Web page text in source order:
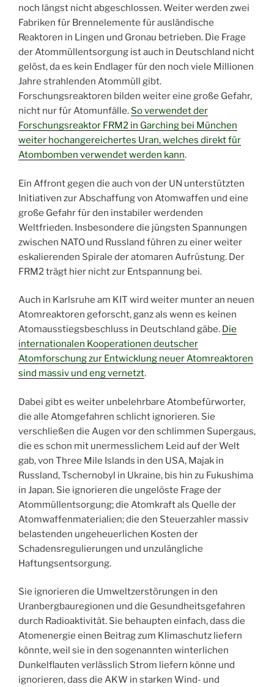
noch längst nicht abgeschlossen. Weiter werden zwei
Fabriken für Brennelemente für ausländische
Reaktoren in Lingen und Gronau betrieben. Die Frage
der Atommüllentsorgung ist auch in Deutschland nicht
gelöst, da es kein Endlager für den noch viele Millionen
Jahre strahlenden Atommüll gibt.
Forschungsreaktoren bilden weiter eine große Gefahr,
nicht nur für Atomunfälle.So verwendet der
Forschungsreaktor FRM2 in Garching bei München
weiter hochangereichertes Uran, welches direkt für
Atombomben verwendet werden kann.
Ein Affront gegen die auch von der UN unterstützten
Initiativen zur Abschaffung von Atomwaffen und eine
große Gefahr für den instabiler werdenden
Weltfrieden. Insbesondere die jüngsten Spannungen
zwischen NATO und Russland führen zu einer weiter
eskalierenden Spirale der atomaren Aufrüstung. Der
FRM2 trägt hier nicht zur Entspannung bei.
Auch in Karlsruhe am KIT wird weiter munter an neuen
Atomreaktoren geforscht, ganz als wenn es keinen
Atomausstiegsbeschluss in Deutschland gäbe. Die
internationalen Kooperationen deutscher
Atomforschung zur Entwicklung neuer Atomreaktoren
sind massiv und eng vernetzt.
Dabei gibt es weiter unbelehrbare Atombefürworter,
die alle Atomgefahren schlicht ignorieren. Sie
verschließen die Augen vor den schlimmen Supergaus,
die es schon mit unermesslichem Leid auf der Welt
gab, von Three Mile Islands in den USA, Majak in
Russland, Tschernobyl in Ukraine, bis hin zu Fukushima
in Japan. Sie ignorieren die ungelöste Frage der
Atommüllentsorgung; die Atomkraft als Quelle der
Atomwaffenmaterialien; die den Steuerzahler massiv
belastenden ungeheuerlichen Kosten der
Schadensregulierungen und unzulängliche
Haftungsentsorgung.
Sie ignorieren die Umweltzerstörungen in den
Uranbergbauregionen und die Gesundheitsgefahren
durch Radioaktivität. Sie behaupten einfach, dass die
Atomenergie einen Beitrag zum Klimaschutz liefern
könnte, weil sie in den sogenannten winterlichen
Dunkelflauten verlässlich Strom liefern könne und
ignorieren, dass die AKW in starken Wind- und